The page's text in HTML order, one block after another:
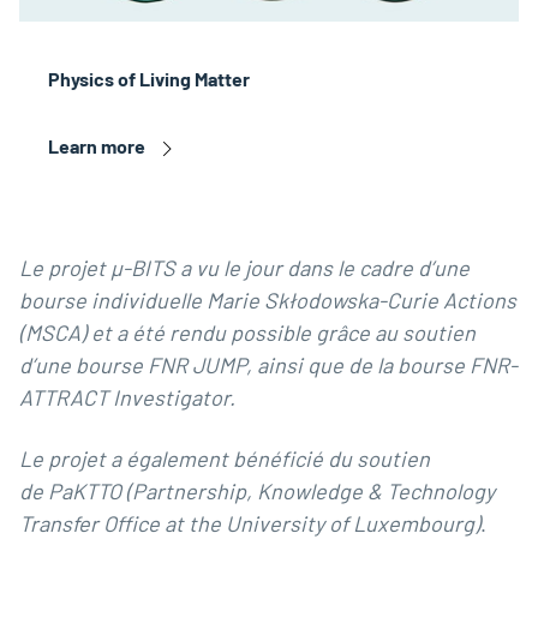
Physics of Living Matter
Learn more
Le projet µ-BITS a vu le jour dans le cadre d’une
bourse individuelle Marie Skłodowska-Curie Actions
(MSCA) et a été rendu possible grâce au soutien
d’une bourse FNR JUMP, ainsi que de la bourse FNR-
ATTRACT Investigator.
Le projet a également bénéficié du soutien
de PaKTTO (Partnership, Knowledge & Technology
Transfer Office at the University of Luxembourg).